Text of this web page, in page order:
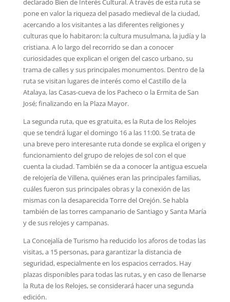
declarado Bien de Interés Cultural. A través de esta ruta se
pone en valor la riqueza del pasado medieval de la ciudad,
acercando a los visitantes a las diferentes religiones y
culturas que lo habitaron: la cultura musulmana, la judía y la
cristiana. A lo largo del recorrido se dan a conocer
curiosidades que explican el origen del casco urbano, su
trama de calles y sus principales monumentos. Dentro de la
ruta se visitan lugares de interés como el Castillo de la
Atalaya, las Casas-cueva de los Pacheco o la Ermita de San
José; finalizando en la Plaza Mayor.
La segunda ruta, que es gratuita, es la Ruta de los Relojes
que se tendrá lugar el domingo 16 a las 11:00. Se trata de
una breve pero interesante ruta donde se explica el origen y
funcionamiento del grupo de relojes de sol con el que
cuenta la ciudad. También se da a conocer la antigua escuela
de relojería de Villena, quiénes eran las principales familias,
cuáles fueron sus principales obras y la conexión de las
mismas con la desaparecida Torre del Orejón. Se habla
también de las torres campanario de Santiago y Santa María
y de sus relojes y campanas.
La Concejalía de Turismo ha reducido los aforos de todas las
visitas, a 15 personas, para garantizar la distancia de
seguridad, especialmente en los espacios cerrados. Hay
plazas disponibles para todas las rutas, y en caso de llenarse
la Ruta de los Relojes, se considerará hacer una segunda
edición.